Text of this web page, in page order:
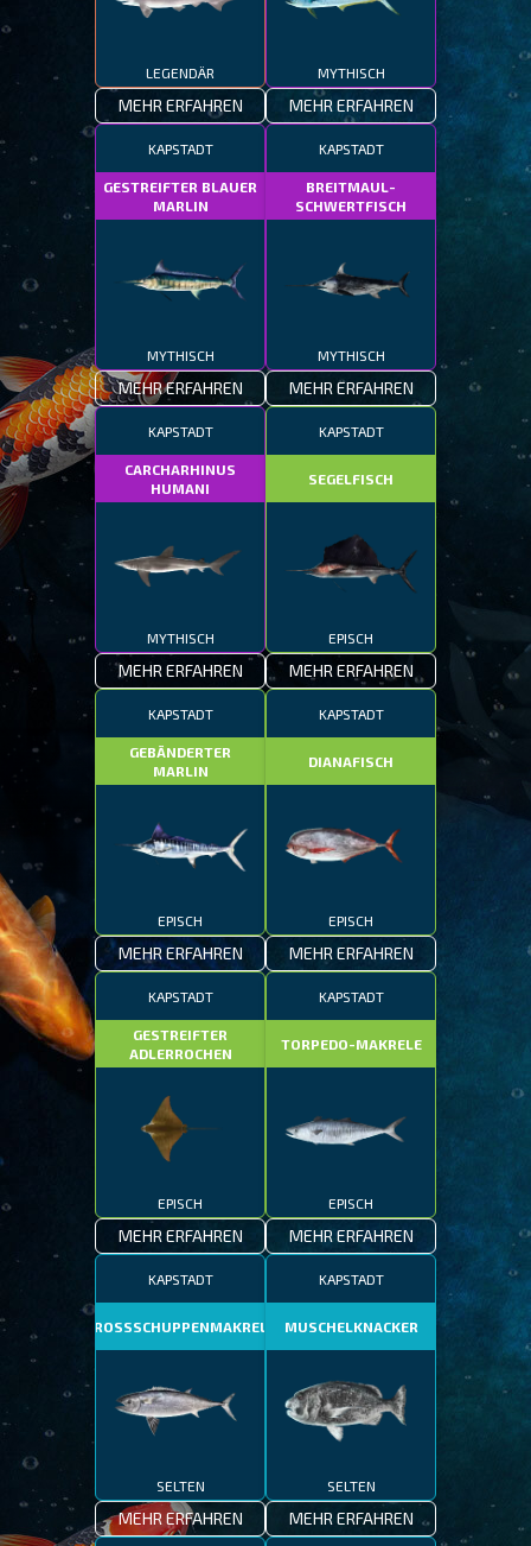
LEGENDÄR
MEHR ERFAHREN
MYTHISCH
MEHR ERFAHREN
KAPSTADT
GESTREIFTER BLAUER
MARLIN
MYTHISCH
MEHR ERFAHREN
KAPSTADT
BREITMAUL-
SCHWERTFISCH
MYTHISCH
MEHR ERFAHREN
KAPSTADT
CARCHARHINUS
HUMANI
MYTHISCH
MEHR ERFAHREN
KAPSTADT
SEGELFISCH
EPISCH
MEHR ERFAHREN
KAPSTADT
GEBÄNDERTER
MARLIN
EPISCH
MEHR ERFAHREN
KAPSTADT
DIANAFISCH
EPISCH
MEHR ERFAHREN
KAPSTADT
GESTREIFTER
ADLERROCHEN
EPISCH
MEHR ERFAHREN
KAPSTADT
TORPEDO-MAKRELE
EPISCH
MEHR ERFAHREN
KAPSTADT
GROSSSCHUPPENMAKRELE
SELTEN
MEHR ERFAHREN
KAPSTADT
MUSCHELKNACKER
SELTEN
MEHR ERFAHREN